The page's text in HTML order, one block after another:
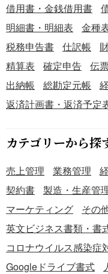
します。 ・損益計算書
「当期製品製造原価」
す。 ■利用するメリット ・製品の製造に要したコストが可
視化されるため、無駄
立てやすくなります。
とで、より精度の高い
なります。 ・過去の報
追跡でき、効率的な生
の「製造原価報告書【
や原価管理を推進する
ださい。
借用書・金銭借用書
明細書・明細表
金種
税務申告書
仕訳帳
精算表
確定申告 伝
出納帳
総勘定元帳
返済計画書・返済予定
カテゴリーから探
売上管理 業務管理
契約書
製造・生産管
マーケティング
その
英文ビジネス書類・書
コロナウイルス感染症
Googleドライブ書式